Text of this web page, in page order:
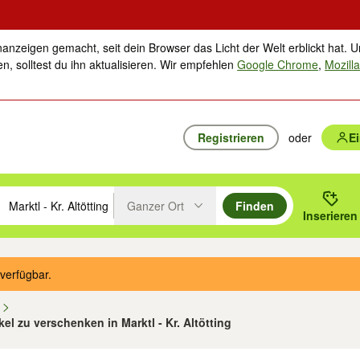
gemacht, seit dein Browser das Licht der Welt erblickt hat.
solltest du ihn aktualisieren. Wir empfehlenGoogle Chrome,
Registrieren oder
mit den Pfeiltasten nach oben/unten durchsuchen und mit
oder Ort eingeben. Eingabetaste drücken um zu suchen, oder
Ganzer Ort
Finden
Inserieren
zu verschenken in Marktl - Kr. Altötting